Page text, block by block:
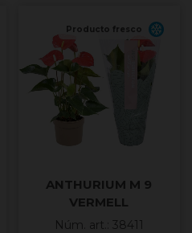
Producto fresco
ANTHURIUM M 9
VERMELL
Núm. art.: 38411